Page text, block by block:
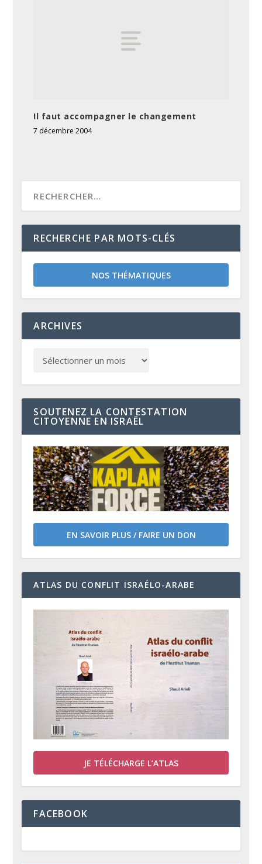
Il faut accompagner le changement
7 décembre 2004
RECHERCHE PAR MOTS-CLÉS
NOS THÉMATIQUES
ARCHIVES
SOUTENEZ LA CONTESTATION
CITOYENNE EN ISRAËL
EN SAVOIR PLUS / FAIRE UN DON
ATLAS DU CONFLIT ISRAÉLO-ARABE
JE TÉLÉCHARGE L’ATLAS
FACEBOOK